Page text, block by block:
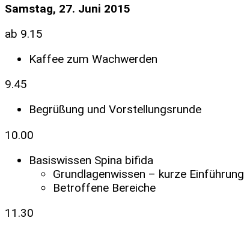
Samstag, 27. Juni 2015
ab 9.15
Kaffee zum Wachwerden
9.45
Begrüßung und Vorstellungsrunde
10.00
Basiswissen Spina bifida
Grundlagenwissen – kurze Einführung
Betroffene Bereiche
11.30